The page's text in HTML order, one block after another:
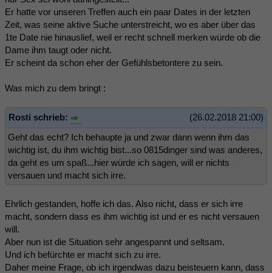
Er hatte vor unseren Treffen auch ein paar Dates in der letzten
Zeit, was seine aktive Suche unterstreicht, wo es aber über das
1te Date nie hinauslief, weil er recht schnell merken würde ob die
Dame ihm taugt oder nicht.
Er scheint da schon eher der Gefühlsbetontere zu sein.
Was mich zu dem bringt :
(26.02.2018 21:00)
Rosti schrieb:
Geht das echt? Ich behaupte ja und zwar dann wenn ihm das
wichtig ist, du ihm wichtig bist...so 0815dinger sind was anderes,
da geht es um spaß...hier würde ich sagen, will er nichts
versauen und macht sich irre.
Ehrlich gestanden, hoffe ich das. Also nicht, dass er sich irre
macht, sondern dass es ihm wichtig ist und er es nicht versauen
will.
Aber nun ist die Situation sehr angespannt und seltsam.
Und ich befürchte er macht sich zu irre.
Daher meine Frage, ob ich irgendwas dazu beisteuern kann, dass